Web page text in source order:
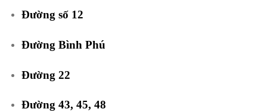
Đường số 12
Đường Bình Phú
Đường 22
Đường 43, 45, 48